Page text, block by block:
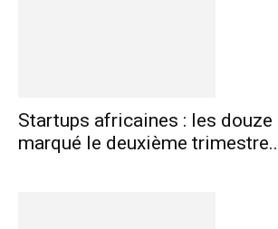
Startups africaines : les douze
marqué le deuxième